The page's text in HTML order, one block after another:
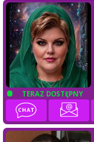
TERAZ DOSTĘPNY